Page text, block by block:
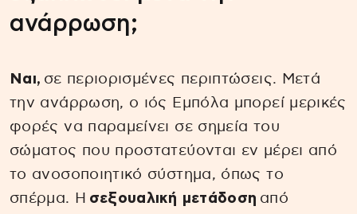
ανάρρωση;
Ναι, σε περιορισμένες περιπτώσεις. Μετά
την ανάρρωση, ο ιός Εμπόλα μπορεί μερικές
φορές να παραμείνει σε σημεία του
σώματος που προστατεύονται εν μέρει από
το ανοσοποιητικό σύστημα, όπως το
σπέρμα. Η σεξουαλική μετάδοση από